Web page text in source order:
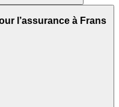
l’assurance à Frans